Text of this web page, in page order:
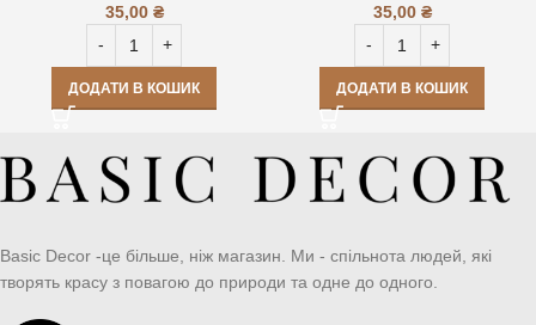
35,00 ₴
ДОДАТИ В КОШИК
35,00 ₴
ДОДАТИ В КОШИК
Basic Decor -це більше, ніж магазин. Ми - спільнота людей, які
творять красу з повагою до природи та одне до одного.